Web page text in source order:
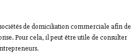
de domiciliation commerciale afin de
Pour cela, il peut être utile de consulter